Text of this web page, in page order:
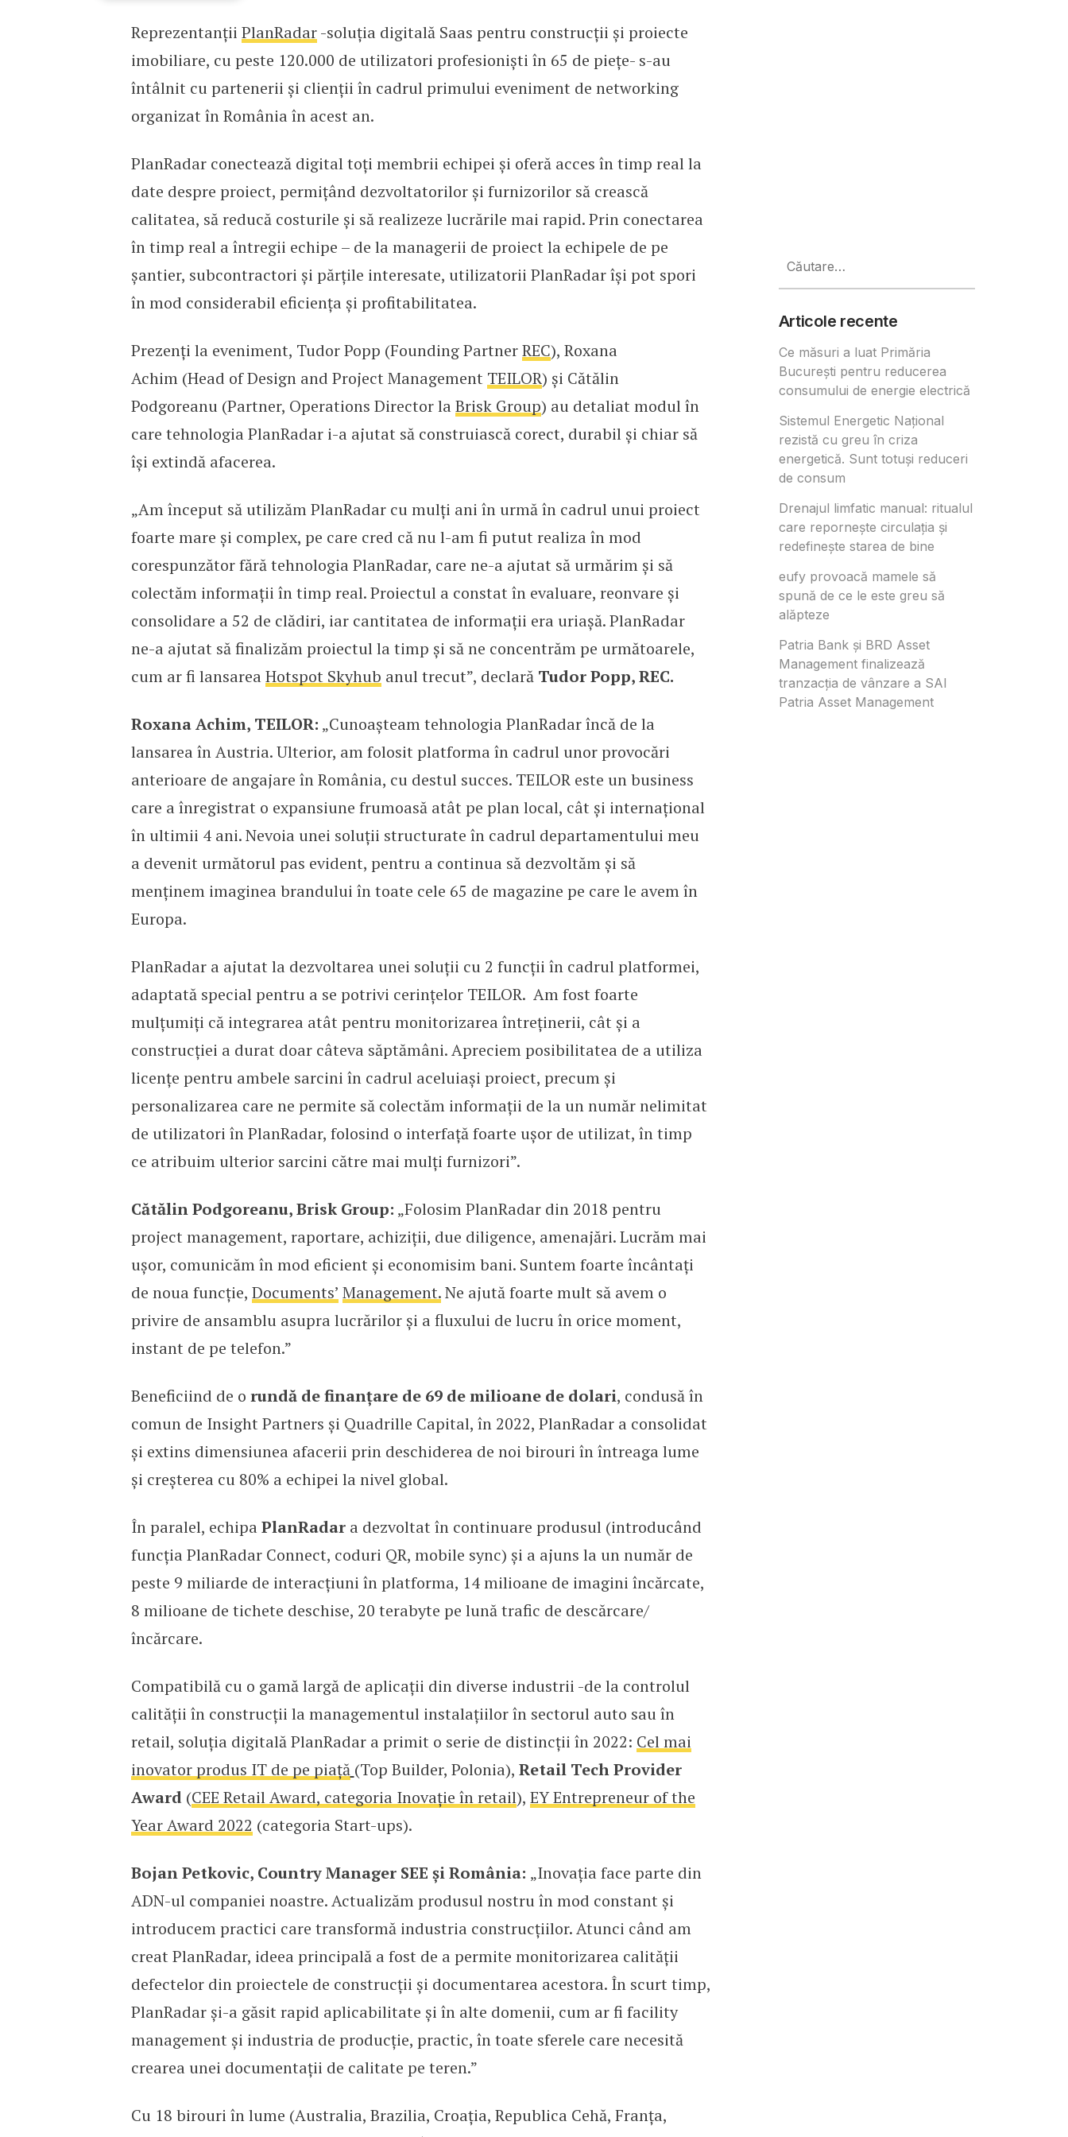
Reprezentanții PlanRadar au organizat o întâlnire în România
Reprezentanții PlanRadar-soluția digitală Saas pentru construcții și proiecte
imobiliare, cu peste 120.000 de utilizatori profesioniști în 65 de piețe- s-au
întâlnit cu partenerii și clienții în cadrul primului eveniment de networking
organizat în România în acest an.
PlanRadar conectează digital toți membrii echipei și oferă acces în timp real la
date despre proiect, permițând dezvoltatorilor și furnizorilor să crească
calitatea, să reducă costurile și să realizeze lucrările mai rapid. Prin conectarea
în timp real a întregii echipe – de la managerii de proiect la echipele de pe
șantier, subcontractori și părțile interesate, utilizatorii PlanRadar își pot spori
în mod considerabil eficiența și profitabilitatea.
Prezenți la eveniment, Tudor Popp (Founding PartnerREC), Roxana
Achim (Head of Design and Project Management TEILOR) și Cătălin
Podgoreanu (Partner, Operations Director la Brisk Group) au detaliat modul în
care tehnologia PlanRadar i-a ajutat să construiască corect, durabil și chiar să
își extindă afacerea.
„Am început să utilizăm PlanRadar cu mulți ani în urmă în cadrul unui proiect
foarte mare și complex, pe care cred că nu l-am fi putut realiza în mod
corespunzător fără tehnologia PlanRadar, care ne-a ajutat să urmărim și să
colectăm informații în timp real. Proiectul a constat în evaluare, reonvare și
consolidare a 52 de clădiri, iar cantitatea de informații era uriașă. PlanRadar
ne-a ajutat să finalizăm proiectul la timp și să ne concentrăm pe următoarele,
cum ar fi lansarea Hotspot Skyhub anul trecut”, declară Tudor Popp, REC.
Roxana Achim, TEILOR: „Cunoașteam tehnologia PlanRadar încă de la
lansarea în Austria. Ulterior, am folosit platforma în cadrul unor provocări
anterioare de angajare în România, cu destul succes. TEILOR este un business
care a înregistrat o expansiune frumoasă atât pe plan local, cât și internațional
în ultimii 4 ani. Nevoia unei soluții structurate în cadrul departamentului meu
a devenit următorul pas evident, pentru a continua să dezvoltăm și să
menținem imaginea brandului în toate cele 65 de magazine pe care le avem în
Europa.
PlanRadar a ajutat la dezvoltarea unei soluții cu 2 funcții în cadrul platformei,
adaptată special pentru a se potrivi cerințelor TEILOR. Am fost foarte
mulțumiți că integrarea atât pentru monitorizarea întreținerii, cât și a
construcției a durat doar câteva săptămâni. Apreciem posibilitatea de a utiliza
licențe pentru ambele sarcini în cadrul aceluiași proiect, precum și
personalizarea care ne permite să colectăm informații de la un număr nelimitat
de utilizatori în PlanRadar, folosind o interfață foarte ușor de utilizat, în timp
ce atribuim ulterior sarcini către mai mulți furnizori”.
Cătălin Podgoreanu, Brisk Group: „Folosim PlanRadar din 2018 pentru
project management, raportare, achiziții, due diligence, amenajări. Lucrăm mai
ușor, comunicăm în mod eficient și economisim bani. Suntem foarte încântați
de noua funcție, Documents’ Management.Ne ajută foarte mult să avem o
privire de ansamblu asupra lucrărilor și a fluxului de lucru în orice moment,
instant de pe telefon.”
Beneficiind de o rundă de finanțare de 69 de milioane de dolari, condusă în
comun de Insight Partners și Quadrille Capital, în 2022, PlanRadar a consolidat
și extins dimensiunea afacerii prin deschiderea de noi birouri în întreaga lume
și creșterea cu 80% a echipei la nivel global.
În paralel, echipa PlanRadara dezvoltat în continuare produsul (introducând
funcția PlanRadar Connect, coduri QR, mobile sync) și a ajuns la un număr de
peste 9 miliarde de interacțiuni în platforma, 14 milioane de imagini încărcate,
8 milioane de tichete deschise, 20 terabyte pe lună trafic de descărcare/
încărcare.
Compatibilă cu o gamă largă de aplicații din diverse industrii -de la controlul
calității în construcții la managementul instalațiilor în sectorul auto sau în
retail, soluția digitală PlanRadar a primit o serie de distincții în 2022: Cel mai
inovator produs IT de pe piață (Top Builder, Polonia), Retail Tech Provider
Award (CEE Retail Award, categoria Inovație în retail), EY Entrepreneur of the
Year Award 2022 (categoria Start-ups).
Bojan Petkovic, Country Manager SEE și România: „Inovația face parte din
ADN-ul companiei noastre. Actualizăm produsul nostru în mod constant și
introducem practici care transformă industria construcțiilor. Atunci când am
creat PlanRadar, ideea principală a fost de a permite monitorizarea calității
defectelor din proiectele de construcții și documentarea acestora. În scurt timp,
PlanRadar și-a găsit rapid aplicabilitate și în alte domenii, cum ar fi facility
management și industria de producție, practic, în toate sferele care necesită
crearea unei documentații de calitate pe teren.”
Cu 18 birouri în lume (Australia, Brazilia, Croația, Republica Cehă, Franța,
după:
Articole recente
Ce măsuri a luat Primăria
București pentru reducerea
consumului de energie electrică
Sistemul Energetic Național
rezistă cu greu în criza
energetică. Sunt totuși reduceri
de consum
Drenajul limfatic manual: ritualul
care repornește circulația și
redefinește starea de bine
eufy provoacă mamele să
spună de ce le este greu să
alăpteze
Patria Bank și BRD Asset
Management finalizează
tranzacția de vânzare a SAI
Patria Asset Management